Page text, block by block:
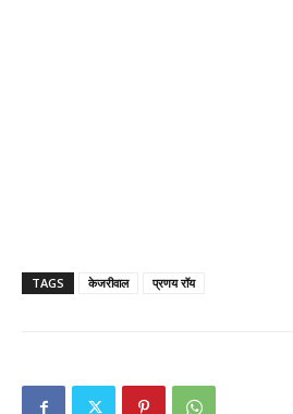
TAGS केजरीवाल प्रणय रॉय